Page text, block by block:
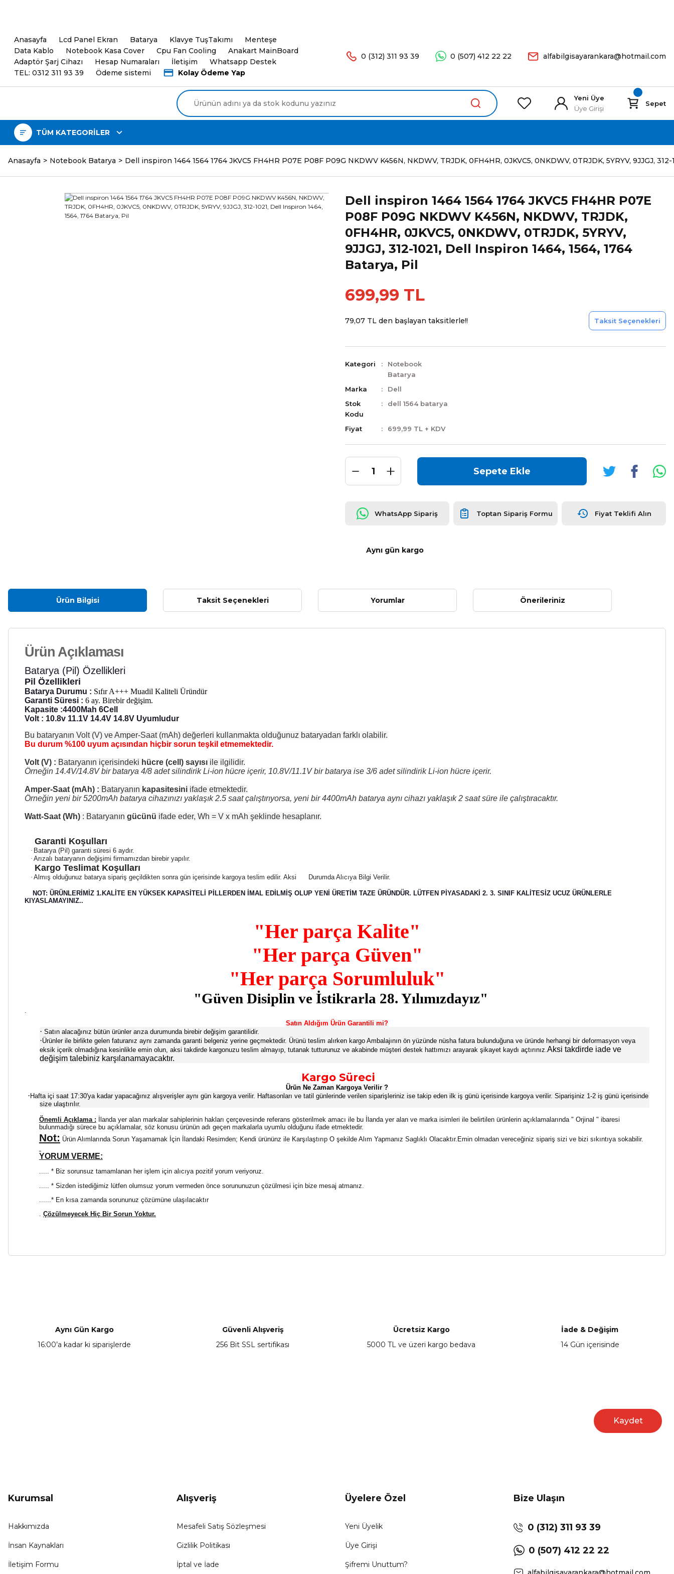
Anasayfa Lcd Panel Ekran Batarya Klavye TuşTakımı
Menteşe
Data Kablo
Notebook Kasa Cover Cpu Fan Cooling
Anakart MainBoard
Adaptör Şarj Cihazı
Hesap Numaraları İletişim
Whatsapp Destek
TEL: 0312 311 93 39
Ödeme sistemi Kolay Ödeme Yap
0 (312) 311 93 39 0 (507) 412 22 22 alfabilgisayarankara@hotmail.com
Yeni Üye
Üye Girişi
Sepet
TÜM KATEGORİLER
Anasayfa Notebook Batarya Dell inspiron 1464 1564 1764 JKVC5 FH4HR P07E P08F P09G NKDWV K456N, NKDWV, TRJDK, 0FH4HR, 0JKVC5, 0NKDWV, 0TRJDK, 5YRYV, 9JJGJ,
Dell inspiron 1464 1564 1764 JKVC5 FH4HR P07E
P08F P09G NKDWV K456N, NKDWV, TRJDK,
0FH4HR, 0JKVC5, 0NKDWV, 0TRJDK, 5YRYV,
9JJGJ, 312-1021, Dell Inspiron 1464, 1564, 1764
Batarya, Pil
699,99 TL
79,07 TL den başlayan taksitlerle!! Taksit Seçenekleri
Kategori
Notebook
Batarya
Marka
Dell
Stok
Kodu
dell 1564 batarya
Fiyat 699,99 TL + KDV
Sepete Ekle
WhatsApp Sipariş Toptan Sipariş Formu Fiyat Teklifi Alın
Aynı gün kargo
Ürün Bilgisi Taksit Seçenekleri Yorumlar Önerileriniz
Ürün Açıklaması
Batarya (Pil) Özellikleri
Pil Özellikleri
Batarya Durumu : Sıfır A+++ Muadil Kaliteli Üründür
Garanti Süresi : 6 ay. Birebir değişim.
Kapasite :4400Mah 6Cell
Volt : 10.8v 11.1V 14.4V 14.8V Uyumludur
Bu bataryanın Volt (V) ve Amper-Saat (mAh) değerleri kullanmakta olduğunuz bataryadan farklı olabilir.
Bu durum %100 uyum açısından hiçbir sorun teşkil etmemektedir.
Volt (V) : Bataryanın içerisindeki hücre (cell) sayısı ile ilgilidir.
Örneğin 14.4V/14.8V bir batarya 4/8 adet silindirik Li-ion hücre içerir, 10.8V/11.1V bir batarya ise 3/6 adet silindirik Li-ion hücre içerir.
Amper-Saat (mAh) : Bataryanın kapasitesini ifade etmektedir.
Örneğin yeni bir 5200mAh batarya cihazınızı yaklaşık 2.5 saat çalıştırıyorsa, yeni bir 4400mAh batarya aynı cihazı yaklaşık 2 saat süre ile çalıştıracaktır.
Watt-Saat (Wh) : Bataryanın gücünü ifade eder, Wh = V x mAh şeklinde hesaplanır.
Garanti Koşulları
· Batarya (Pil) garanti süresi 6 aydır.
· Arızalı bataryanın değişimi firmamızdan birebir yapılır.
Kargo Teslimat Koşulları
· Almış olduğunuz batarya sipariş geçildikten sonra gün içerisinde kargoya teslim edilir. Aksi Durumda Alıcıya Bilgi Verilir.
NOT: ÜRÜNLERİMİZ 1.KALİTE EN YÜKSEK KAPASİTELİ PİLLERDEN İMAL EDİLMİŞ OLUP YENİ ÜRETİM TAZE ÜRÜNDÜR. LÜTFEN PİYASADAKİ 2. 3. SINIF KALİTESİZ UCUZ ÜRÜNLERLE
KIYASLAMAYINIZ..
"Her parça Kalite"
"Her parça Güven"
"Her parça Sorumluluk"
"Güven Disiplin ve İstikrarla 28. Yılımızdayız"
.
Satın Aldığım Ürün Garantili mi?
· Satın alacağınız bütün ürünler arıza durumunda birebir değişim garantilidir.
·Ürünler ile birlikte gelen faturanız aynı zamanda garanti belgeniz yerine geçmektedir. Ürünü teslim alırken kargo Ambalajının ön yüzünde nüsha fatura bulunduğuna ve üründe herhangi bir deformasyon veya
eksik içerik olmadığına kesinlikle emin olun, aksi takdirde kargonuzu teslim almayıp, tutanak tutturunuz ve akabinde müşteri destek hattımızı arayarak şikayet kaydı açtırınız.Aksi takdirde iade ve
değişim talebiniz karşılanamayacaktır.
Kargo Süreci
Ürün Ne Zaman Kargoya Verilir ?
· Hafta içi saat 17:30'ya kadar yapacağınız alışverişler aynı gün kargoya verilir. Haftasonları ve tatil günlerinde verilen siparişleriniz ise takip eden ilk iş günü içerisinde kargoya verilir. Siparişiniz 1-2 iş günü içerisinde
size ulaştırılır.
Önemli Açıklama : İlanda yer alan markalar sahiplerinin hakları çerçevesinde referans gösterilmek amacı ile bu İlanda yer alan ve marka isimleri ile belirtilen ürünlerin açıklamalarında " Orjinal " ibaresi
bulunmadığı sürece bu açıklamalar, söz konusu ürünün adı geçen markalarla uyumlu olduğunu ifade etmektedir.
Not: Ürün Alımlarında Sorun Yaşamamak İçin İlandaki Resimden; Kendi ürününz ile Karşılaştırıp O şekilde Alım Yapmanız Saglıklı Olacaktır.Emin olmadan vereceğiniz sipariş sizi ve bizi sıkıntıya sokabilir.
YORUM VERME:
..... * Biz sorunsuz tamamlanan her işlem için alıcıya pozitif yorum veriyoruz.
..... * Sizden istediğimiz lütfen olumsuz yorum vermeden önce sorununuzun çözülmesi için bize mesaj atmanız.
......* En kısa zamanda sorununuz çözümüne ulaşılacaktır
. Çözülmeyecek Hiç Bir Sorun Yoktur.
Ürün açıklamasında eksik bilgiler bulunuyor.
Ürün bilgilerinde hatalar bulunuyor.
Aynı Gün Kargo
16:00’a kadar ki siparişlerde
Güvenli Alışveriş
256 Bit SSL sertifikası
Ücretsiz Kargo
5000 TL ve üzeri kargo bedava
İade & Değişim
14 Gün içerisinde
Kaydet
Kurumsal
Hakkımızda
İnsan Kaynakları
İletişim Formu
Alışveriş
Mesafeli Satış Sözleşmesi
Gizlilik Politikası
İptal ve İade
Üyelere Özel
Yeni Üyelik
Üye Girişi
Şifremi Unuttum?
Bize Ulaşın
0 (312) 311 93 39
0 (507) 412 22 22